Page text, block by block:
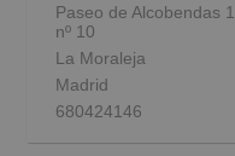
Paseo de Alcobendas
nº 10
La Moraleja
Madrid
680424146